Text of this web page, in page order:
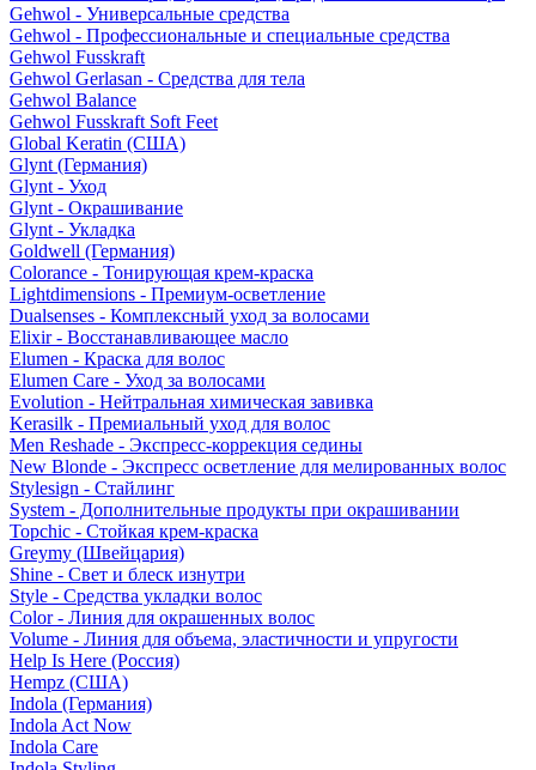
Gehwol - Универсальные средства
Gehwol - Профессиональные и специальные средства
Gehwol Fusskraft
Gehwol Gerlasan - Средства для тела
Gehwol Balance
Gehwol Fusskraft Soft Feet
Global Keratin (США)
Glynt (Германия)
Glynt - Уход
Glynt - Окрашивание
Glynt - Укладка
Goldwell (Германия)
Colorance - Тонирующая крем-краска
Lightdimensions - Премиум-осветление
Dualsenses - Комплексный уход за волосами
Elixir - Восстанавливающее масло
Elumen - Краска для волос
Elumen Care - Уход за волосами
Evolution - Нейтральная химическая завивка
Kerasilk - Премиальный уход для волос
Men Reshade - Экспресс-коррекция седины
New Blonde - Экспресс осветление для мелированных волос
Stylesign - Стайлинг
System - Дополнительные продукты при окрашивании
Topchic - Стойкая крем-краска
Greymy (Швейцария)
Shine - Свет и блеск изнутри
Style - Средства укладки волос
Color - Линия для окрашенных волос
Volume - Линия для объема, эластичности и упругости
Help Is Here (Россия)
Hempz (США)
Indola (Германия)
Indola Act Now
Indola Care